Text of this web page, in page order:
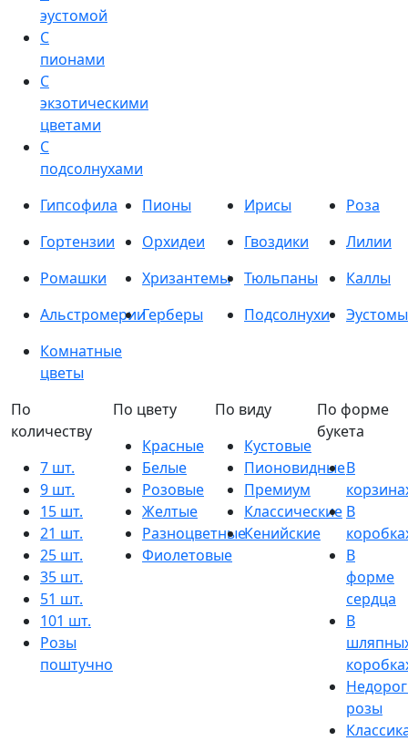
эустомой
С
пионами
С
экзотическими
цветами
С
подсолнухами
Гипсофила Пионы Ирисы
Роза
Гортензии
Орхидеи Гвоздики
Лилии
Ромашки
Хризантемы Тюльпаны
Каллы
АльстромерииГерберы Подсолнухи
Эустомы
Комнатные
цветы
По
количеству
7 шт.
9 шт.
15 шт.
21 шт.
25 шт.
35 шт.
51 шт.
101 шт.
Розы
поштучно
По цвету
Красные
Белые
Розовые
Желтые
Разноцветные
Фиолетовые
По виду
Кустовые
Пионовидные
Премиум
Классические
Кенийские
По форме
букета
В
В
В
форме
сердца
В
розы